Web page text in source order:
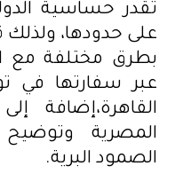
تقدر حساسية
على حدودها، ولذلك
بطرق مختلفة مع
عبر سفارتها في
القاهرة،إضافة
المصرية
الصمود البرية.